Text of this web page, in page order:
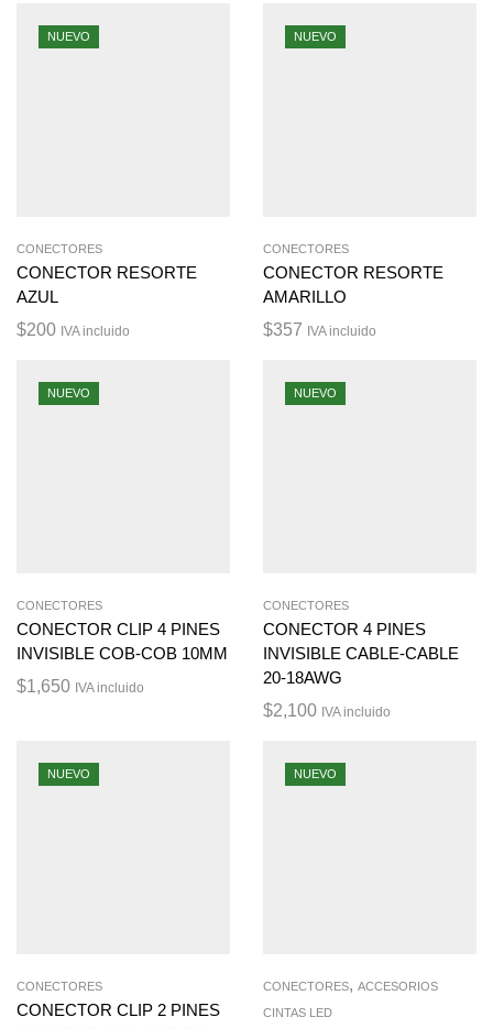
NUEVO
CONECTORES
CONECTOR RESORTE
AZUL
$200 IVA incluido
NUEVO
CONECTORES
CONECTOR RESORTE
AMARILLO
$357 IVA incluido
NUEVO
CONECTORES
CONECTOR CLIP 4 PINES
INVISIBLE COB-COB 10MM
$1,650 IVA incluido
NUEVO
CONECTORES
CONECTOR 4 PINES
INVISIBLE CABLE-CABLE
20-18AWG
$2,100 IVA incluido
NUEVO
CONECTORES
CONECTOR CLIP 2 PINES
NUEVO
CONECTORES, ACCESORIOS
CINTAS LED